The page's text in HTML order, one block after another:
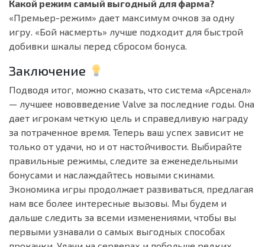
Какой режим самый выгодный для фарма?
«Премьер-режим» дает максимум очков за одну
игру. «Бой насмерть» лучше подходит для быстрой
добивки шкалы перед сбросом бонуса.
Заключение
Подводя итог, можно сказать, что система «Арсенал»
— лучшее нововведение Valve за последние годы. Она
дает игрокам четкую цель и справедливую награду
за потраченное время. Теперь ваш успех зависит не
только от удачи, но и от настойчивости. Выбирайте
правильные режимы, следите за еженедельными
бонусами и наслаждайтесь новыми скинами.
Экономика игры продолжает развиваться, предлагая
нам все более интересные вызовы. Мы будем и
дальше следить за всеми изменениями, чтобы вы
первыми узнавали о самых выгодных способах